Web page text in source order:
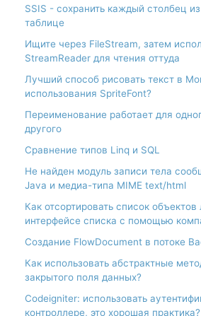
SSIS - сохранить каждый столбец
таблице
Ищите через FileStream, затем
StreamReader для чтения оттуда
Лучший способ рисовать текст в
использования SpriteFont?
Переименование работает для
другого
Сравнение типов Linq и SQL
Не найден модуль записи тела
Java и медиа-типа MIME text/html
Как отсортировать список объектов
интерфейсе списка с помощью
Создание FlowDocument в потоке
Как использовать абстрактные
закрытого поля данных?
Codeigniter: использовать
контроллере, это хорошая практика?